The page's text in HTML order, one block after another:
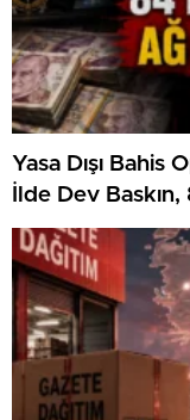
Yasa Dışı Bahis
İlde Dev